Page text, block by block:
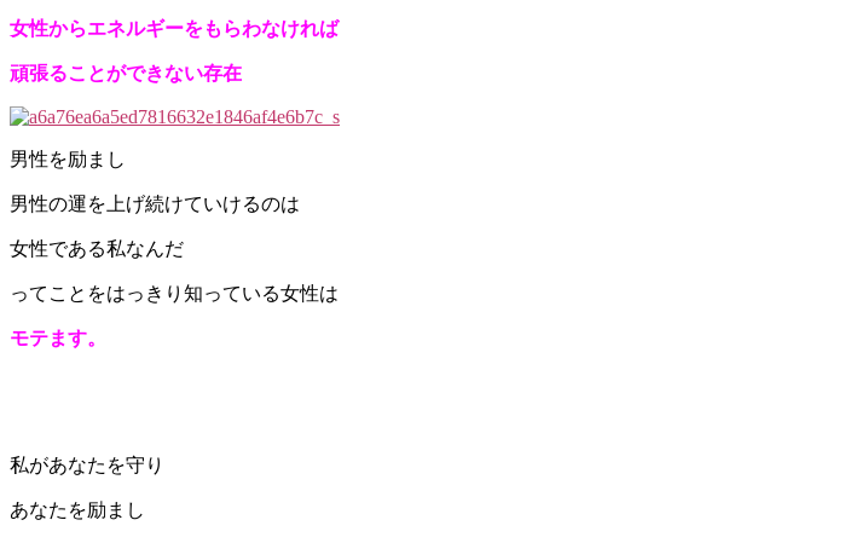
女性からエネルギーをもらわなければ
頑張ることができない存在
男性を励まし
男性の運を上げ続けていけるのは
女性である私なんだ
ってことをはっきり知っている女性は
モテます。
私があなたを守り
あなたを励まし